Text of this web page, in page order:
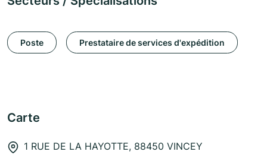
Poste Prestataire de services d'expédition
Carte
1 RUE DE LA HAYOTTE, 88450 VINCEY